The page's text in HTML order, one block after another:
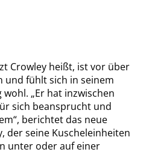
Crowley heißt, ist vor über
und fühlt sich in seinem
„Er hat inzwischen
sich beansprucht und
berichtet das neue
der seine Kuscheleinheiten
unter oder auf einer